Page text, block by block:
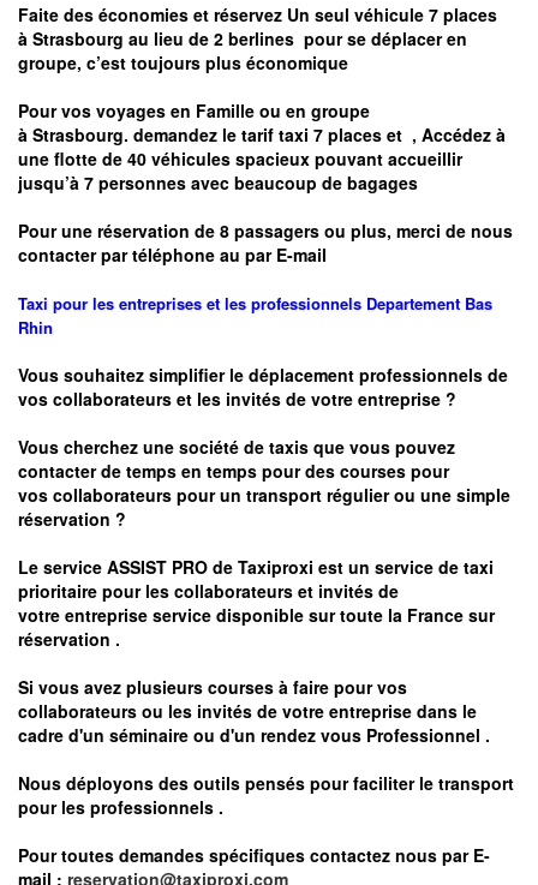
Faite des économies et réservez Un seul véhicule 7 places
à Strasbourg au lieu de 2 berlines pour se déplacer en
groupe, c’est toujours plus économique
Pour vos voyages en Famille ou en groupe
à Strasbourg. demandez le tarif taxi 7 places et , Accédez à
une flotte de 40 véhicules spacieux pouvant accueillir
jusqu’à 7 personnes avec beaucoup de bagages
Pour une réservation de 8 passagers ou plus, merci de nous
contacter par téléphone au par E-mail
Taxi pour les entreprises et les professionnels Departement Bas
Rhin
Vous souhaitez simplifier le déplacement professionnels de
vos collaborateurs et les invités de votre entreprise ?
Vous cherchez une société de taxis que vous pouvez
contacter de temps en temps pour des courses pour
vos collaborateurs pour un transport régulierou une simple
réservation ?
Le service ASSIST PRO de Taxiproxi est un service de taxi
prioritaire pour les collaborateurs et invités de
votre entreprise service disponible sur toute la France sur
réservation .
Si vous avez plusieurs courses à faire pour vos
collaborateurs ou les invités de votre entreprise dans le
cadre d'un séminaire ou d'un rendez vous Professionnel .
Nous déployons des outils pensés pour faciliter le transport
pour les professionnels .
Pour toutes demandes spécifiques contactez nous par E-
mail : reservation@taxiproxi.com